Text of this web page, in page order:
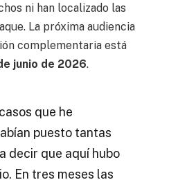
ni han localizado las
La próxima audiencia
complementaria está
junio de 2026.
que he
puesto tantas
decir que aquí hubo
En tres meses las